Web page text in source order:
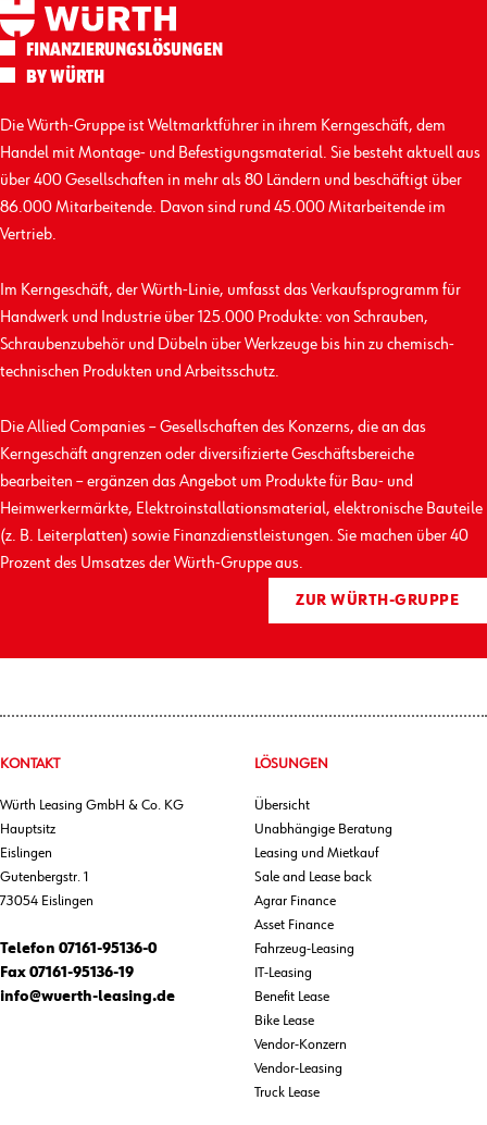
FINANZIERUNGS­LÖSUNGEN
BY WÜRTH
Die Würth-Gruppe ist Weltmarktführer in ihrem Kerngeschäft, dem
Handel mit Montage- und Befestigungs­material. Sie besteht aktuell aus
über 400 Gesellschaften in mehr als 80 Ländern und beschäftigt über
86.000 Mitarbeitende. Davon sind rund 45.000 Mitarbeitende im
Vertrieb.
Im Kerngeschäft, der Würth-Linie, umfasst das Verkaufs­programm für
Handwerk und Industrie über 125.000 Produkte: von Schrauben,
Schrauben­zubehör und Dübeln über Werkzeuge bis hin zu chemisch-
technischen Produkten und Arbeits­schutz.
Die Allied Companies – Gesellschaften des Konzerns, die an das
Kerngeschäft angrenzen oder diversifizierte Geschäfts­bereiche
bearbeiten – ergänzen das Angebot um Produkte für Bau- und
Heimwerkermärkte, Elektro­installations­material, elektronische Bauteile
(z. B. Leiterplatten) sowie Finanz­dienst­leistungen. Sie machen über 40
Prozent des Umsatzes der Würth-Gruppe aus.
ZUR WÜRTH-GRUPPE
KONTAKT
Würth Leasing GmbH & Co. KG
Hauptsitz
Eislingen
Gutenbergstr. 1
73054 Eislingen
Telefon 07161-95136-0
Fax 07161-95136-19
info@wuerth-leasing.de
LÖSUNGEN
Übersicht
Unabhängige Beratung
Leasing und Mietkauf
Sale and Lease back
Agrar Finance
Asset Finance
Fahrzeug-Leasing
IT-Leasing
Benefit Lease
Bike Lease
Vendor-Konzern
Vendor-Leasing
Truck Lease